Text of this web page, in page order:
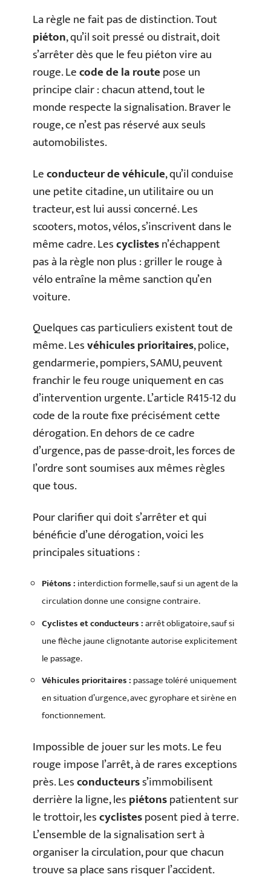
La règle ne fait pas de distinction. Tout
piéton, qu’il soit pressé ou distrait, doit
s’arrêter dès que le feu piéton vire au
rouge. Lecode de la routepose un
principe clair : chacun attend, tout le
monde respecte la signalisation. Braver le
rouge, ce n’est pas réservé aux seuls
automobilistes.
Leconducteur de véhicule, qu’il conduise
une petite citadine, un utilitaire ou un
tracteur, est lui aussi concerné. Les
scooters, motos, vélos, s’inscrivent dans le
même cadre. Lescyclistesn’échappent
pas à la règle non plus : griller le rouge à
vélo entraîne la même sanction qu’en
voiture.
Quelques cas particuliers existent tout de
même. Lesvéhicules prioritaires, police,
gendarmerie, pompiers, SAMU, peuvent
franchir le feu rouge uniquement en cas
d’intervention urgente. L’article R415-12 du
code de la route fixe précisément cette
dérogation. En dehors de ce cadre
d’urgence, pas de passe-droit, les forces de
l’ordre sont soumises aux mêmes règles
que tous.
Pour clarifier qui doit s’arrêter et qui
bénéficie d’une dérogation, voici les
principales situations :
Piétons : interdiction formelle, sauf si un agent de la
circulation donne une consigne contraire.
Cyclistes et conducteurs :arrêt obligatoire, sauf si
une flèche jaune clignotante autorise explicitement
le passage.
Véhicules prioritaires : passage toléré uniquement
en situation d’urgence, avec gyrophare et sirène en
fonctionnement.
Impossible de jouer sur les mots. Le feu
rouge impose l’arrêt, à de rares exceptions
près. Lesconducteurss’immobilisent
derrière la ligne, lespiétonspatientent sur
le trottoir, lescyclistesposent pied à terre.
L’ensemble de la signalisation sert à
organiser la circulation, pour que chacun
trouve sa place sans risquer l’accident.